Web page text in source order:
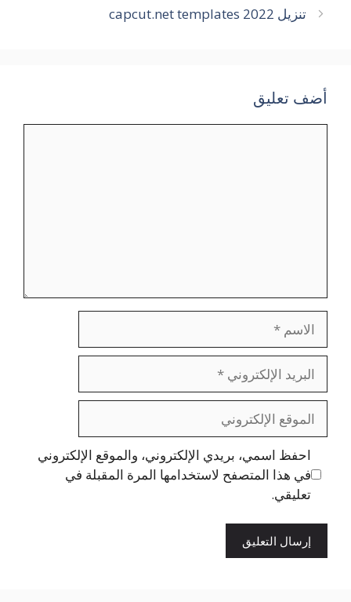
تنزيل capcut.net templates 2022
أضف تعليق
الإلكتروني
الإلكتروني
احفظ اسمي، بريدي الإلكتروني، والموقع الإلكتروني
في هذا المتصفح لاستخدامها المرة المقبلة في
تعليقي.